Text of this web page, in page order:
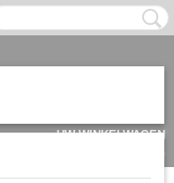
UW WINKELWAGEN
(0)